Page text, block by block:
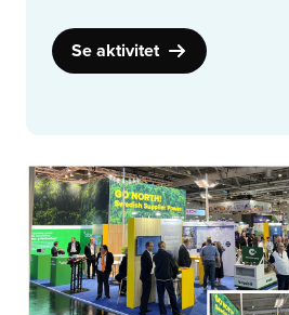
Se aktivitet